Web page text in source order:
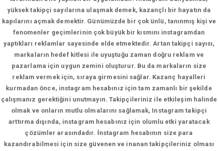
yüksek takipçi sayılarına ulaşmak demek, kazançlı bir hayatın da
kapılarını açmak demektir. Günümüzde bir çok ünlü, tanınmış kişi ve
fenomenler geçimlerinin çok büyük bir kısmını instagramdan
yaptıkları reklamlar sayesinde elde etmektedir. Artan takipçi sayısı,
markaların hedef kitlesi ile uyuştuğu zaman doğru reklam ve
pazarlama için uygun zemini oluşturur. Bu da markaların size
reklam vermek için, sıraya girmesini sağlar. Kazanç hayalleri
kurmadan önce, instagram hesabınız için tam zamanlı bir şekilde
çalışmanız gerektiğini unutmayın. Takipçileriniz ile etkileşim halinde
olmak ve onların mutlu olmalarını sağlamak, Instagram takipçi
arttırma dışında, instagram hesabınız için olumlu etki yaratacak
çözümler arasındadır. İnstagram hesabının size para
kazandırabilmesi için size güvenen ve inanan takipçileriniz olması